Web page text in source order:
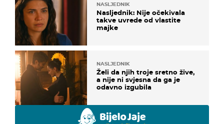
NASLJEDNIK
Nasljednik: Nije očekivala
takve uvrede od vlastite
majke
NASLJEDNIK
Želi da njih troje sretno žive,
a nije ni svjesna da ga je
odavno izgubila